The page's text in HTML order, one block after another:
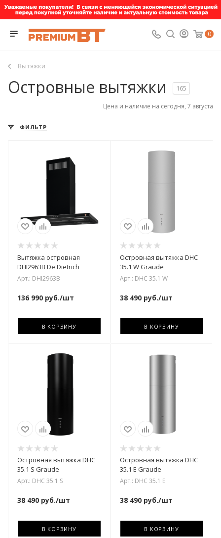
0
Вытяжки
Островные вытяжки 165
Цена и наличие на сегодня, 7 августа
ФИЛЬТР
Вытяжка островная
DHI2963B De Dietrich
Арт.: DHI2963B
136 990 руб./шт
В КОРЗИНУ
Островная вытяжка DHC
35.1 W Graude
Арт.: DHC 35.1 W
38 490руб./шт
В КОРЗИНУ
Островная вытяжка DHC
35.1 S Graude
Арт.: DHC 35.1 S
38 490 руб./шт
В КОРЗИНУ
Островная вытяжка DHC
35.1 E Graude
Арт.: DHC 35.1 E
38 490руб./шт
В КОРЗИНУ